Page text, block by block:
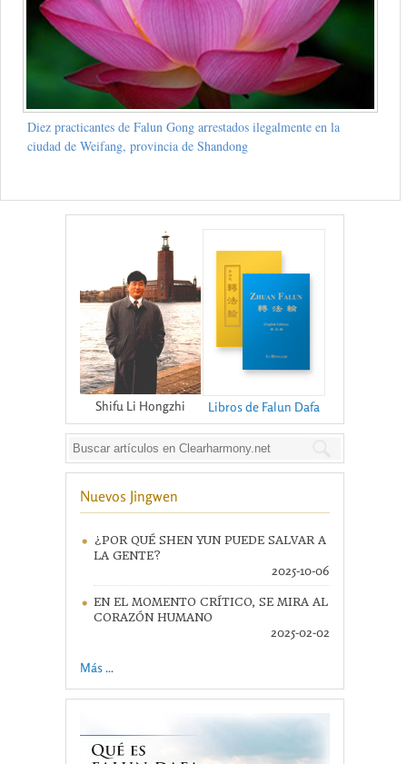
Diez practicantes de Falun Gong arrestados ilegalmente en la
ciudad de Weifang, provincia de Shandong
Shifu Li Hongzhi Libros de Falun Dafa
Nuevos Jingwen
¿POR QUÉ SHEN YUN PUEDE SALVAR A
LA GENTE?
2025-10-06
EN EL MOMENTO CRÍTICO, SE MIRA AL
CORAZÓN HUMANO
2025-02-02
Más ...